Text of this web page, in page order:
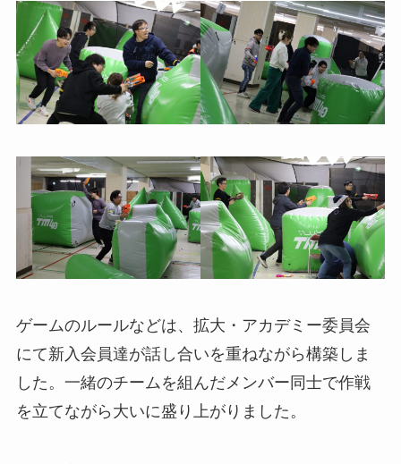
ゲームのルールなどは、拡大・アカデミー委員会
にて新入会員達が話し合いを重ねながら構築しま
した。一緒のチームを組んだメンバー同士で作戦
を立てながら大いに盛り上がりました。